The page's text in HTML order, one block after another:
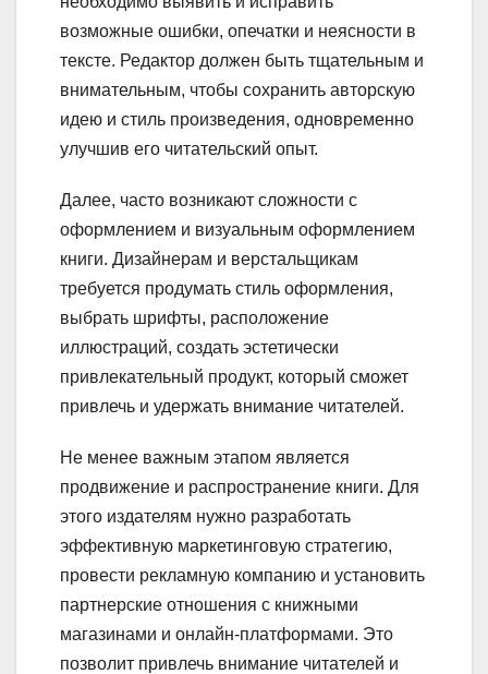
возможные ошибки, опечатки и неясности в
тексте. Редактор должен быть тщательным и
внимательным, чтобы сохранить авторскую
идею и стиль произведения, одновременно
улучшив его читательский опыт.
Далее, часто возникают сложности с
оформлением и визуальным оформлением
книги. Дизайнерам и верстальщикам
требуется продумать стиль оформления,
выбрать шрифты, расположение
иллюстраций, создать эстетически
привлекательный продукт, который сможет
привлечь и удержать внимание читателей.
Не менее важным этапом является
продвижение и распространение книги. Для
этого издателям нужно разработать
эффективную маркетинговую стратегию,
провести рекламную компанию и установить
партнерские отношения с книжными
магазинами и онлайн-платформами. Это
позволит привлечь внимание читателей и